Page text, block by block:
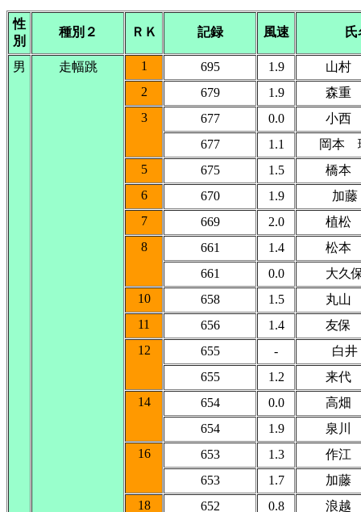
性
別
種別２ ＲＫ 記録 風速
男 走幅跳 1 695 1.9
山村
2
679 1.9
森重
3
677 0.0
小西
677
1.1
岡本
5
675 1.5
橋本
6
670 1.9
加
7
669 2.0
植松
8
661 1.4
松本
661
0.0
大久
10
658 1.5
丸山
11
656 1.4
友保
12
655 -
白
655
1.2
来代
14
654 0.0
高畑
654
1.9
泉川
16
653 1.3
作江
653
1.7
加藤
18
652 0.8
浪越